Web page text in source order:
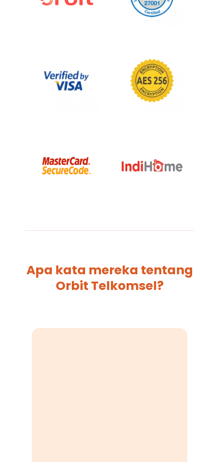
Apa kata mereka tentang
Orbit Telkomsel?